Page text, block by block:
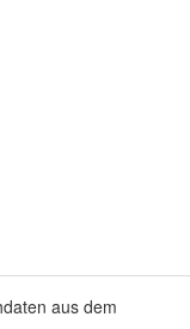
aus dem